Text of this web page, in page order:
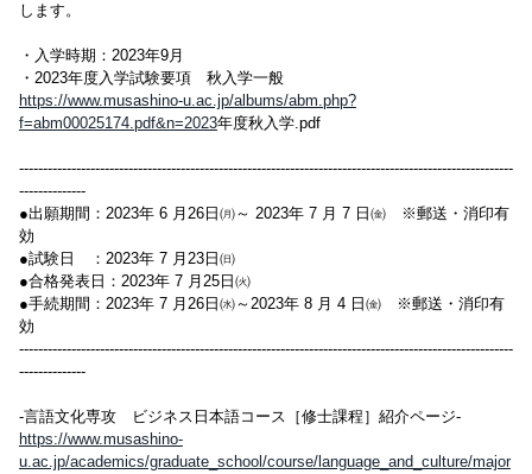
します。
・入学時期：2023年9月
・2023年度入学試験要項 秋入学一般
https://www.musashino-u.ac.jp/albums/abm.php?
f=abm00025174.pdf&n=2023年度秋入学.pdf
--------------------------------------------------------------------------------------------------------
--------------
●出願期間：2023年 6 月26日㈪～ 2023年 7 月 7 日㈮ ※郵送・消印有
効
●試験日 ：2023年 7 月23日㈰
●合格発表日：2023年 7 月25日㈫
●手続期間：2023年 7 月26日㈬～2023年 8 月 4 日㈮ ※郵送・消印有
効
--------------------------------------------------------------------------------------------------------
--------------
-言語文化専攻 ビジネス日本語コース［修士課程］紹介ページ-
https://www.musashino-
u.ac.jp/academics/graduate_school/course/language_and_culture/major